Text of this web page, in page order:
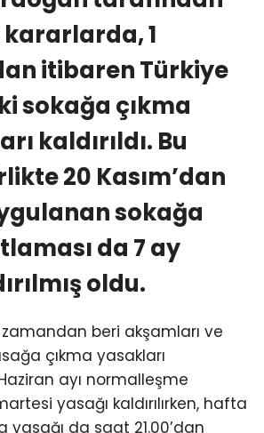
1
itibaren Türkiye
sokağa çıkma
kaldırıldı. Bu
20 Kasım’dan
sokağa
da 7 ay
oldu.
zamandan beri akşamları ve
çıkma yasakları
ayı normalleşme
yasağı kaldırılırken, hafta
yasağı da saat 21.00’dan